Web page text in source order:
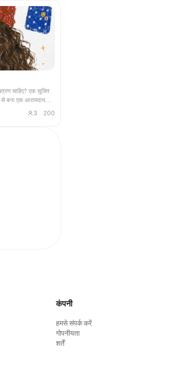
चाहिए? एक सूक्ति
बना एक आरामदायक
बिखरी रोज़मर्रा की
पोस्ट में इस्तेमाल
3 200
कंपनी
हमसे संपर्क करें
गोपनीयता
शर्तें